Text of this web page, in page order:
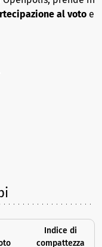
al voto e
Indice di
compattezza